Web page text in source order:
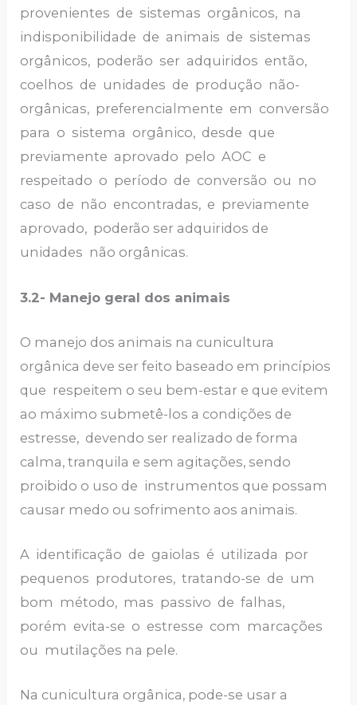
provenientes de sistemas orgânicos, na
indisponibilidade de animais de sistemas
orgânicos, poderão ser adquiridos então,
coelhos de unidades de produção não-
orgânicas, preferencialmente em conversão
para o sistema orgânico, desde que
previamente aprovado pelo AOC e
respeitado o período de conversão ou no
caso de não encontradas, e previamente
aprovado, poderão ser adquiridos de
unidades não orgânicas.
3.2- Manejo geral dos animais
O manejo dos animais na cunicultura
orgânica deve ser feito baseado em princípios
que respeitem o seu bem-estar e que evitem
ao máximo submetê-los a condições de
estresse, devendo ser realizado de forma
calma, tranquila e sem agitações, sendo
proibido o uso de instrumentos que possam
causar medo ou sofrimento aos animais.
A identificação de gaiolas é utilizada por
pequenos produtores, tratando-se de um
bom método, mas passivo de falhas,
porém evita-se o estresse com marcações
ou mutilações na pele.
Na cunicultura orgânica, pode-se usar a